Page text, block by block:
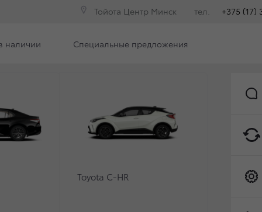
Тойота Центр Минск тел. +375 (17)
Toyota C-HR
наличии Специальные предложения
КАМПАНИИ
HIGHLANDER